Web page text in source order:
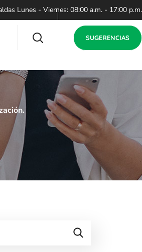
Lunes - Viernes: 08:00 a.m. - 17:00 p.m.
SUGERENCIAS